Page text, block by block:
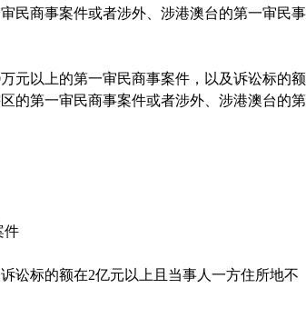
民商事案件或者涉外、涉港澳台的第一审民事
万元以上的第一审民商事案件，以及诉讼标的额
的第一审民商事案件或者涉外、涉港澳台的第
件
讼标的额在2亿元以上且当事人一方住所地不